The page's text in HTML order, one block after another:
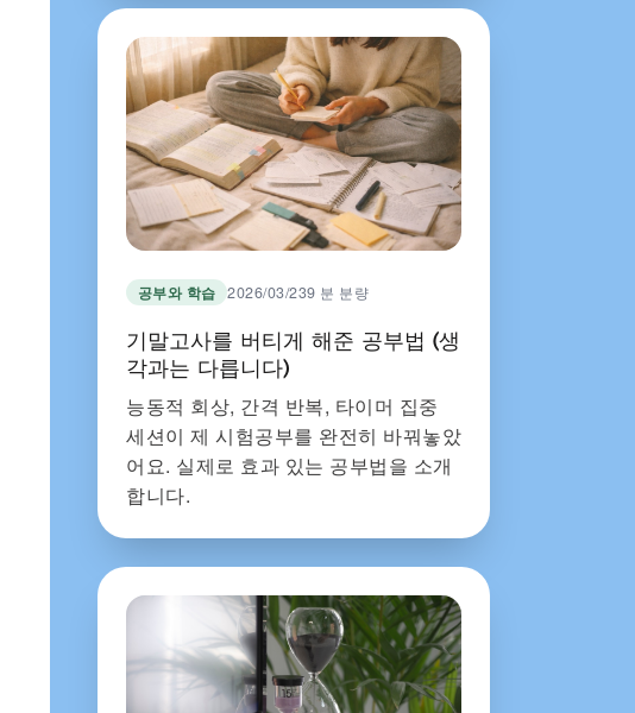
공부와 학습 2026/03/239 분 분량
기말고사를 버티게 해준 공부법 (생
각과는 다릅니다)
능동적 회상, 간격 반복, 타이머 집중
세션이 제 시험공부를 완전히 바꿔놓았
어요. 실제로 효과 있는 공부법을 소개
합니다.